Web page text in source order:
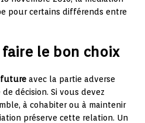
pour certains différends entre
le bon choix
avec la partie adverse
décision. Si vous devez
à cohabiter ou à maintenir
préserve cette relation. Un